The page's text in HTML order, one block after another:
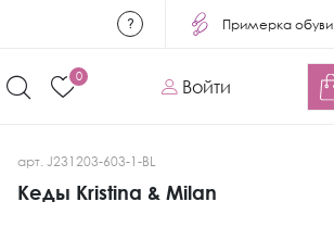
Примерка обуви
0
Войти
арт. J231203-603-1-BL
Кеды Kristina & Milan